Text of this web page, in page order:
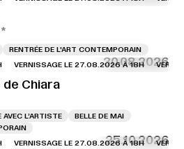
RENTRÉE DE L'ART CONTEMPORAIN
30.08.2026
LE 27.08.2026 À 18H
Chiara
L’ARTISTE
BELLE DE MAI
25.10.2026
LE 27.08.2026 À 18H